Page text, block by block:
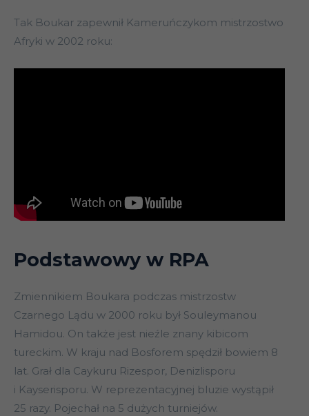
Tak Boukar zapewnił Kameruńczykom mistrzostwo
Afryki w 2002 roku:
Podstawowy w RPA
Zmiennikiem Boukara podczas mistrzostw
Czarnego Lądu w 2000 roku był Souleymanou
Hamidou. On także jest nieźle znany kibicom
tureckim. W kraju nad Bosforem spędził bowiem 8
lat. Grał dla Caykuru Rizespor, Denizlisporu
i Kayserisporu. W reprezentacyjnej bluzie wystąpił
25 razy. Pojechał na 5 dużych turniejów.